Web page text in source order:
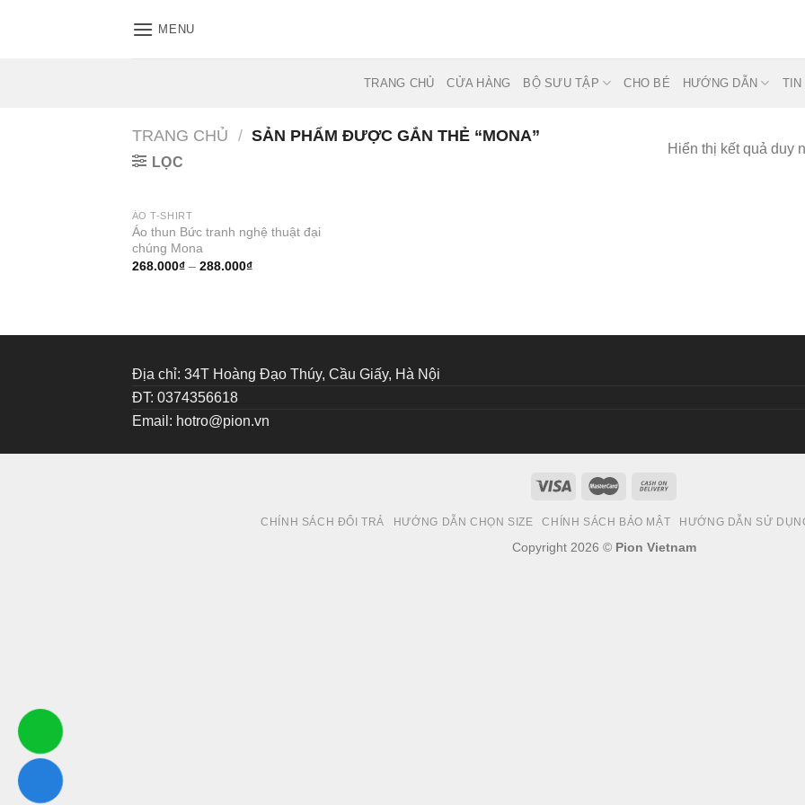
MENU
TRANG CHỦ CỬA HÀNG BỘ SƯU TẬP CHO BÉ HƯỚNG DẪN TIN
TRANG CHỦ / SẢN PHẨM ĐƯỢC GẮN THẺ “MONA”
LỌC
Hiển thị kết quả duy
ÁO T-SHIRT
Áo thun Bức tranh nghệ thuật đại
chúng Mona
268.000₫– 288.000₫
Địa chỉ: 34T Hoàng Đạo Thúy, Cầu Giấy, Hà Nội
ĐT: 0374356618
Email: hotro@pion.vn
CHÍNH SÁCH ĐỔI TRẢ HƯỚNG DẪN CHỌN SIZE CHÍNH SÁCH BẢO MẬT HƯỚNG DẪN SỬ
Copyright 2026 © Pion Vietnam